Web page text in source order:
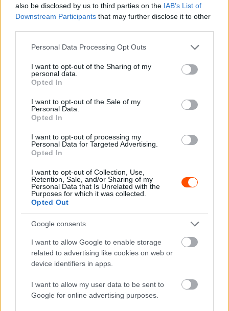
also be disclosed by us to third parties on the IAB’s List of
Downstream Participants that may further disclose it to other
Please note that this website/app uses one or more Google
not limited to your visit or usage behaviour. You may click to
grant or deny consent to Google and its third-party tags to
use your data for below specified purposes in below Google
consent section.
Personal Data Processing Opt Outs
I want to opt-out of the Sharing of my
personal data.
Opted In
I want to opt-out of the Sale of my
Personal Data.
Opted In
I want to opt-out of processing my
Personal Data for Targeted Advertising.
Opted In
I want to opt-out of Collection, Use,
Retention, Sale, and/or Sharing of my
Personal Data that Is Unrelated with the
Purposes for which it was collected.
Opted Out
Google consents
I want to allow Google to enable storage
related to advertising like cookies on web or
device identifiers in apps.
I want to allow my user data to be sent to
Google for online advertising purposes.
9. Cristina Gutiérrez, Pablo Moreno (spanyolok), Dacia
Sandrider, +50:46
10. Marek Goczal, Maciej Marton (lengyele), Toyota Hilux
IMT Evo, +57:29
Dacia Sandrider, +1:02:56 (1:00:00)
…14. Henk Lategan, Brett Cummings (dél-afrikaiak),
Toyota GR DKR Hilux EVO, +1:07:21 (4:00)
…54. Lónyai Pál, Alexey Kuzmich (magyar, semleges),
Az útvonal
Október 13.SS1 (Fez–Erfud, 298 km). Loeb, 2:49:43 / 1.
LOEB, 2. Ekström, 3. Moraes
Október 14. SS2 (Erfud, 307 km). Al-Attiyah, 3:19:17. / 1.
ROMA, 2. Moraes, 3. Ferreira
LOEB, 2. Moraes, 3. Ekström
Október 16.
SS4 (Erfud, 284 km). Roma, 2:40:15 / 1.
Október 17. SS5 (Erfud, 216 km). Quintero 2:37:17 / 1.
LOEB, 2. Moraes, 3. Roma